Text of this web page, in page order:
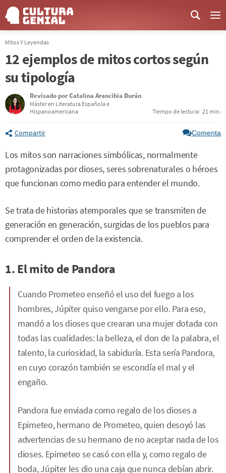
Mitos Y Leyendas
12 ejemplos de mitos cortos según
su tipología
Revisado porCatalina Arancibia Durán
Máster en Literatura Española e
Hispanoamericana
Tiempo de lectura: 21 min.
Compartir Comenta
Los mitos son narraciones simbólicas, normalmente
protagonizadas por dioses, seres sobrenaturales o héroes
que funcionan como medio para entender el mundo.
Se trata de historias atemporales que se transmiten de
generación en generación, surgidas de los pueblos para
comprender el orden de la existencia.
1. El mito de Pandora
Cuando Prometeo enseñó el uso del fuego a los
hombres, Júpiter quiso vengarse por ello. Para eso,
mandó a los dioses que crearan una mujer dotada con
todas las cualidades: la belleza, el don de la palabra, el
talento, la curiosidad, la sabiduría. Esta sería Pandora,
en cuyo corazón también se escondía el mal y el
engaño.
Pandora fue enviada como regalo de los dioses a
Epimeteo, hermano de Prometeo, quien desoyó las
advertencias de su hermano de no aceptar nada de los
dioses. Epimeteo se casó con ella y, como regalo de
boda, Júpiter les dio una caja que nunca debían abrir.